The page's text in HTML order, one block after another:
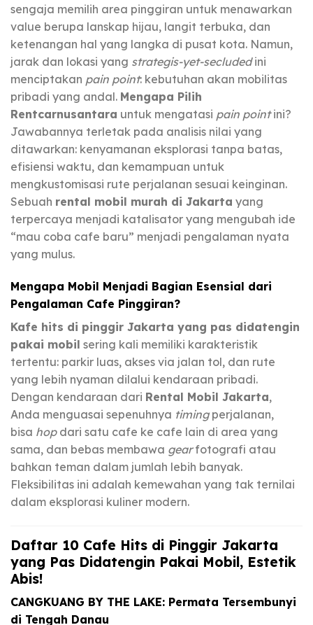
sengaja memilih area pinggiran untuk menawarkan
value berupa lanskap hijau, langit terbuka, dan
ketenangan hal yang langka di pusat kota. Namun,
jarak dan lokasi yang strategis-yet-secludedini
menciptakan pain point: kebutuhan akan mobilitas
pribadi yang andal. Mengapa Pilih
Rentcarnusantara untuk mengatasi pain pointini?
Jawabannya terletak pada analisis nilai yang
ditawarkan: kenyamanan eksplorasi tanpa batas,
efisiensi waktu, dan kemampuan untuk
mengkustomisasi rute perjalanan sesuai keinginan.
Sebuah rental mobil murah di Jakarta yang
terpercaya menjadi katalisator yang mengubah ide
“mau coba cafe baru” menjadi pengalaman nyata
yang mulus.
Mengapa Mobil Menjadi Bagian Esensial dari
Pengalaman Cafe Pinggiran?
Kafe hits di pinggir Jakarta yang pas didatengin
pakai mobil sering kali memiliki karakteristik
tertentu: parkir luas, akses via jalan tol, dan rute
yang lebih nyaman dilalui kendaraan pribadi.
Dengan kendaraan dari Rental Mobil Jakarta,
Anda menguasai sepenuhnya timingperjalanan,
bisa hopdari satu cafe ke cafe lain di area yang
sama, dan bebas membawa gearfotografi atau
bahkan teman dalam jumlah lebih banyak.
Fleksibilitas ini adalah kemewahan yang tak ternilai
dalam eksplorasi kuliner modern.
Daftar 10 Cafe Hits di Pinggir Jakarta
yang Pas Didatengin Pakai Mobil, Estetik
Abis!
CANGKUANG BY THE LAKE: Permata Tersembunyi
di Tengah Danau